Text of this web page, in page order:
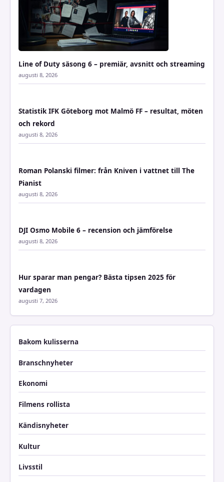
Line of Duty säsong 6 – premiär, avsnitt och streaming
augusti 8, 2026
Statistik IFK Göteborg mot Malmö FF – resultat, möten
och rekord
augusti 8, 2026
Roman Polanski filmer: från Kniven i vattnet till The
Pianist
augusti 8, 2026
DJI Osmo Mobile 6 – recension och jämförelse
augusti 8, 2026
Hur sparar man pengar? Bästa tipsen 2025 för
vardagen
augusti 7, 2026
Bakom kulisserna
Branschnyheter
Ekonomi
Filmens rollista
Kändisnyheter
Kultur
Livsstil